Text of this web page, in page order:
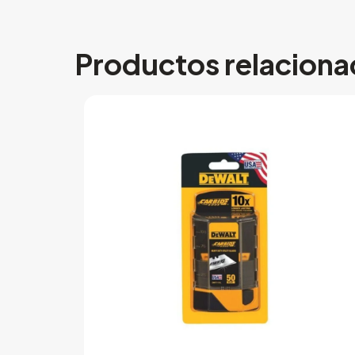
Productos